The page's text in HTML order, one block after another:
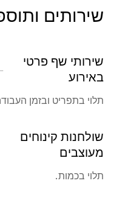
שירותים
שירותי שף פרטי
באירוע
תלוי בתפריט ובזמן
שולחנות קינוחים
מעוצבים
תלוי בכמות.